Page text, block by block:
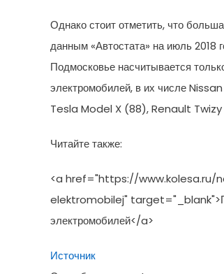
Однако стоит отметить, что
данным «Автостата» на июль 2018
Подмосковье насчитывается
электромобилей, в их числе
Tesla Model X (88), Renault Twizy
Читайте также:
<a href="https://
elektromobilej"
электромобилей</a>
Источник